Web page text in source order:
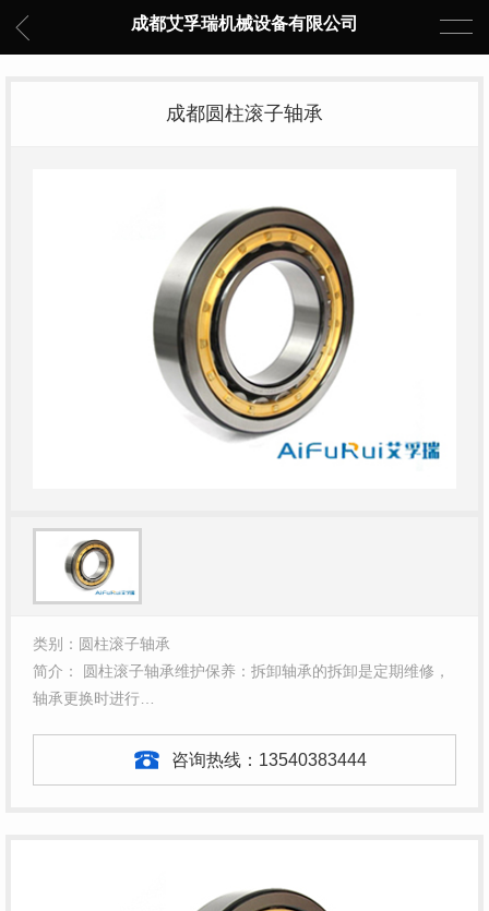
成都艾孚瑞机械设备有限公司
成都圆柱滚子轴承
类别：圆柱滚子轴承
简介： 圆柱滚子轴承维护保养：拆卸轴承的拆卸是定期维修，
轴承更换时进行…
咨询热线： 13540383444